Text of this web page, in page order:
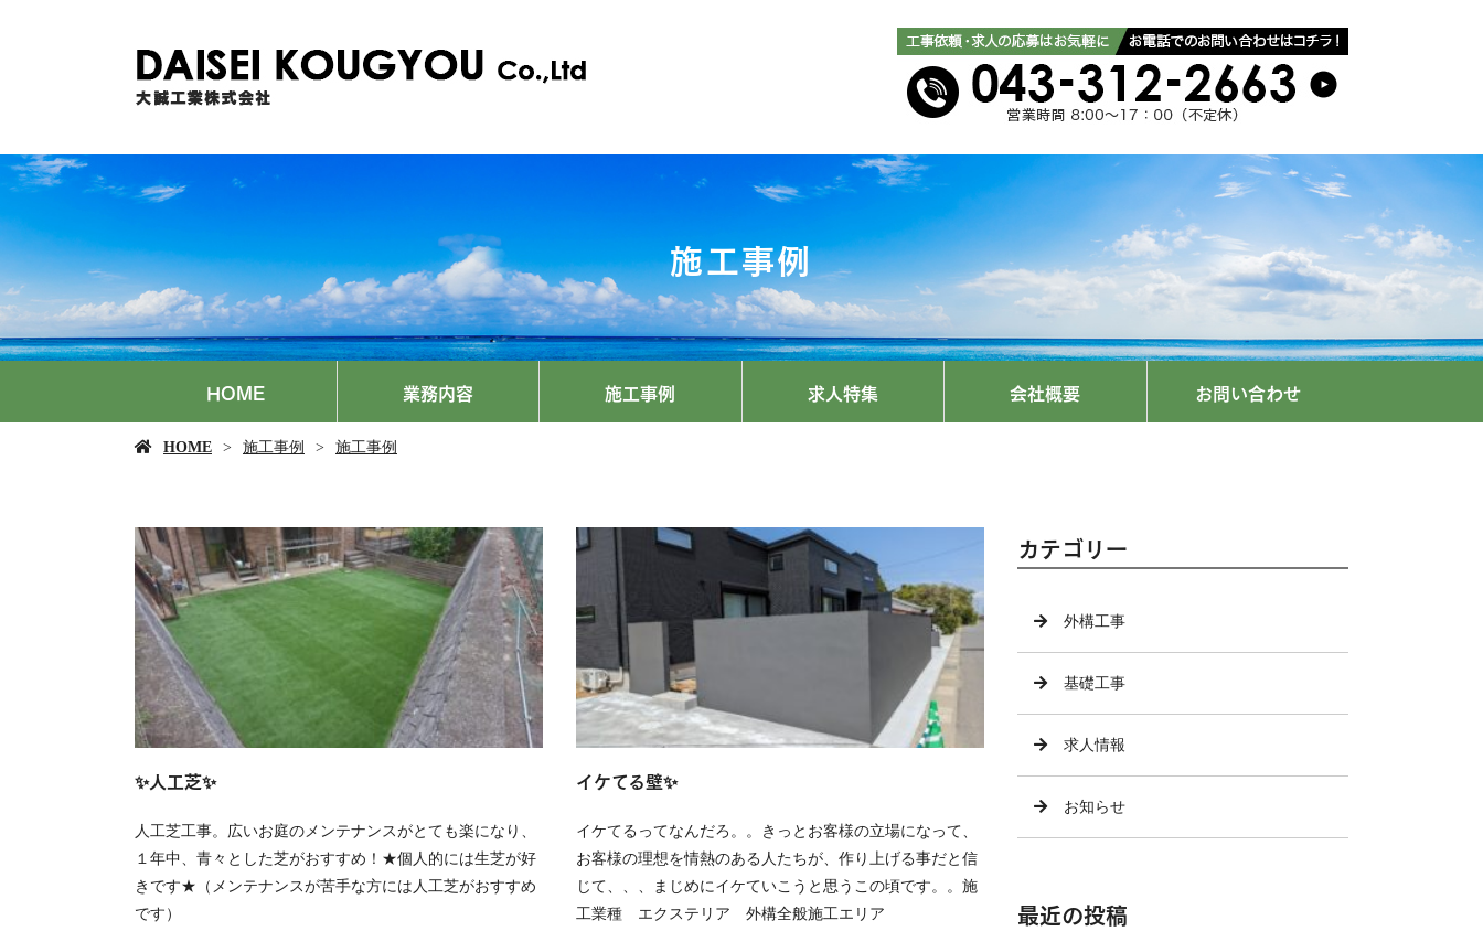
施工事例
HOME 業務内容 施工事例 求人特集 会社概要 お問い合わせ
HOME 施工事例 施工事例
✨人工芝✨
人工芝工事。広いお庭のメンテナンスがとても楽になり、
１年中、青々とした芝がおすすめ！★個人的には生芝が好
きです★（メンテナンスが苦手な方には人工芝がおすすめ
です）
イケてる壁✨
イケてるってなんだろ。。きっとお客様の立場になって、
お客様の理想を情熱のある人たちが、作り上げる事だと信
じて、、、まじめにイケていこうと思うこの頃です。。施
工業種 エクステリア 外構全般施工エリア
カテゴリー
外構工事
基礎工事
求人情報
お知らせ
最近の投稿